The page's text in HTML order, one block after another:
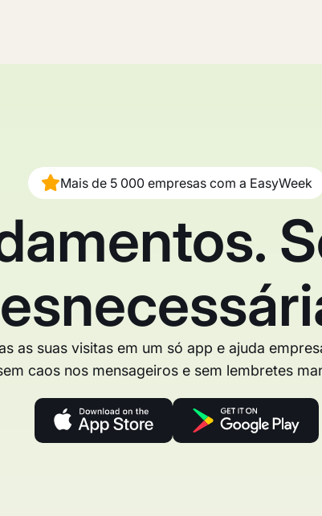
as suas visitas em um só app e ajuda
caos nos mensageiros e sem lembretes
Mais de 5 000 empresas com a EasyWeek